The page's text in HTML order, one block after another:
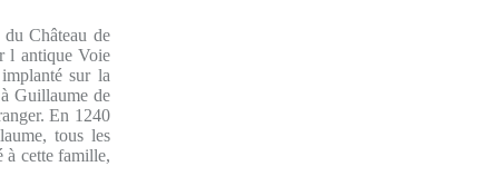
Château de
l antique Voie
sur la
Guillaume de
En 1240
tous les
à cette famille,